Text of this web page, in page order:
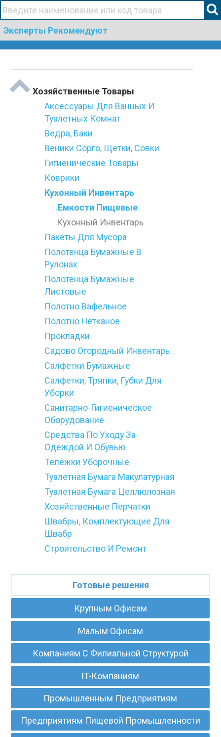
Эксперты Рекомендуют
+38(067)506 44 19
Хозяйственные Товары
Аксессуары Для Ванных И
Туалетных Комнат
Ведра, Баки
Веники Сорго, Щетки, Совки
Гигиенические Товары
Коврики
Кухонный Инвентарь
-Емкости Пищевые
-Кухонный Инвентарь
Пакеты Для Мусора
Полотенца Бумажные В
Рулонах
Полотенца Бумажные
Листовые
Полотно Вафельное
Полотно Нетканое
Прокладки
Садово Огородный Инвентарь
Салфетки Бумажные
Салфетки, Тряпки, Губки Для
Уборки
Санитарно-Гигиеническое
Оборудование
Средства По Уходу За
Одеждой И Обувью
Тележки Уборочные
Туалетная Бумага Макулатурная
Туалетная Бумага Целлюлозная
Хозяйственные Перчатки
Швабры, Комплектующие Для
Швабр
Строительство И Ремонт
Готовые решения
Крупным Офисам
Малым Офисам
Компаниям С Филиальной Структурой
IT-Компаниям
Промышленным Предприятиям
Предприятиям Пищевой Промышленности